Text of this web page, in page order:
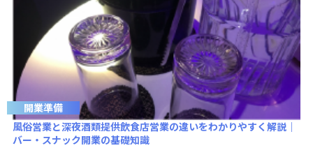
開業準備
風俗営業と深夜酒類提供飲食店営業の違いをわかりやすく解説｜
バー・スナック開業の基礎知識